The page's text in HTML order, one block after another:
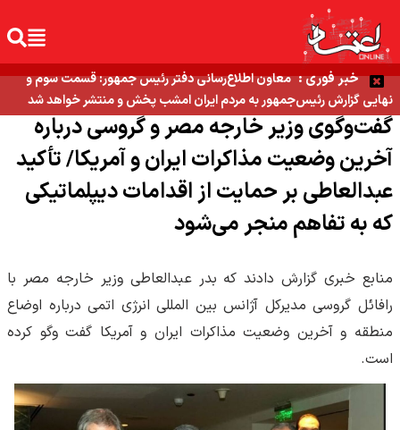
خبر فوری : معاون اطلاع‌رسانی دفتر رئیس جمهور: قسمت سوم و
نهایی گزارش رئیس‌جمهور به مردم ایران امشب پخش و منتشر خواهد شد
گفت‌وگوی وزیر خارجه مصر و گروسی درباره
آخرین وضعیت مذاکرات ایران و آمریکا/ تأکید
عبدالعاطی بر حمایت از اقدامات دیپلماتیکی
که به تفاهم منجر می‌شود
منابع خبری گزارش دادند که بدر عبدالعاطی وزیر خارجه مصر با
رافائل گروسی مدیرکل آژانس بین المللی انرژی اتمی درباره اوضاع
منطقه و آخرین وضعیت مذاکرات ایران و آمریکا گفت وگو کرده
است.